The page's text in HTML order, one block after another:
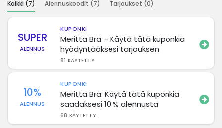
Kaikki (7) Alennuskoodit (7) Tarjoukset (0)
SUPER
ALENNUS
KUPONKI
Meritta Bra – Käytä tätä kuponkia
hyödyntääksesi tarjouksen
81 KÄYTETTY
10%
ALENNUS
KUPONKI
Meritta Bra: Käytä tätä kuponkia
saadaksesi 10 % alennusta
68 KÄYTETTY